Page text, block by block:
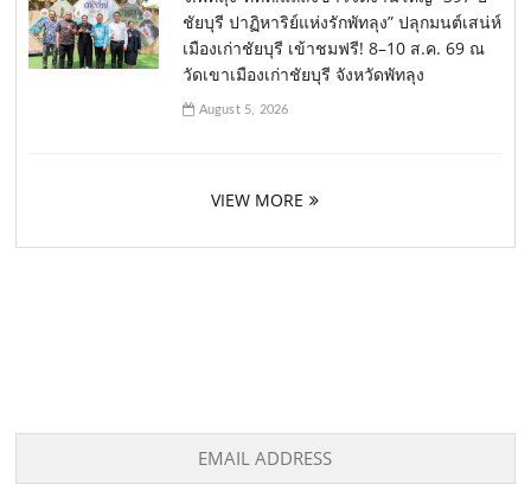
ชัยบุรี ปาฏิหาริย์แห่งรักพัทลุง” ปลุกมนต์เสน่ห์
เมืองเก่าชัยบุรี เข้าชมฟรี! 8–10 ส.ค. 69 ณ
วัดเขาเมืองเก่าชัยบุรี จังหวัดพัทลุง
August 5, 2026
VIEW MORE